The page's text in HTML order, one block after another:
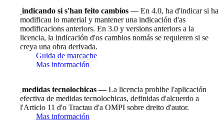
indicando si s'han feito cambios — En 4.0, ha d'indicar si ha
modificau lo material y mantener una indicación d'as
modificacions anteriors. En 3.0 y versions anteriors a la
licencia, la indicación d'os cambios nomás se requieren si se
creya una obra derivada.
Guida de marcache
Mas información
medidas tecnolochicas — La licencia prohibe l'aplicación
efectiva de medidas tecnolochicas, definidas d'alcuerdo a
l'Articlo 11 d'o Tractau d'a OMPI sobre dreito d'autor.
Mas información